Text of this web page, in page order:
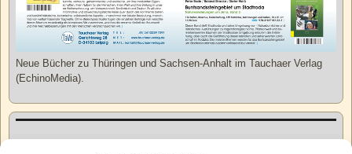
Neue Bücher zu Thüringen und Sachsen-Anhalt im Tauchaer Verlag
(EchinoMedia).